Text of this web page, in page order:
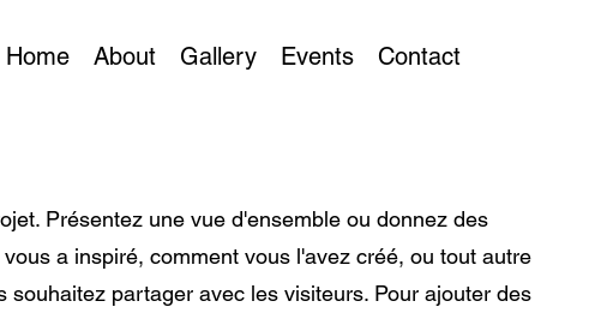
Home About Gallery Events Contact
Présentez une vue d'ensemble ou donnez des
a inspiré, comment vous l'avez créé, ou tout autre
souhaitez partager avec les visiteurs. Pour ajouter des